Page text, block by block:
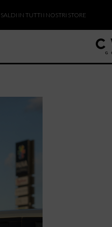
TUTTI I NOSTRI STORE